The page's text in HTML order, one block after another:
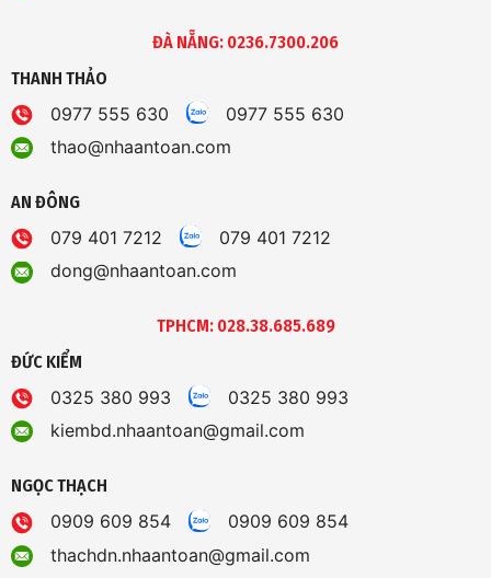
ĐÀ NẴNG: 0236.7300.206
THANH THẢO
0977 555 630
0977 555 630
thao@nhaantoan.com
AN ĐÔNG
079 401 7212
079 401 7212
dong@nhaantoan.com
TPHCM: 028.38.685.689
ĐỨC KIỂM
0325 380 993
0325 380 993
kiembd.nhaantoan@gmail.com
NGỌC THẠCH
0909 609 854
0909 609 854
thachdn.nhaantoan@gmail.com